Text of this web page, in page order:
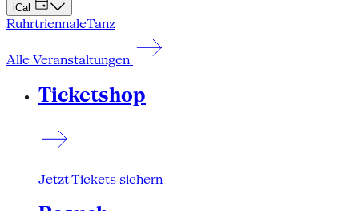
iCal
RuhrtriennaleTanz
Alle Veranstaltungen
Ticketshop
Jetzt Tickets sichern